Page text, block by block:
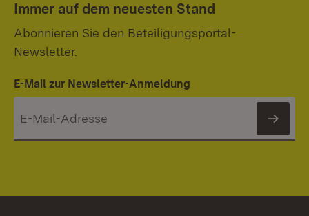
Immer auf dem neuesten Stand
Abonnieren Sie den Beteiligungsportal-
Newsletter.
E-Mail zur Newsletter-Anmeldung